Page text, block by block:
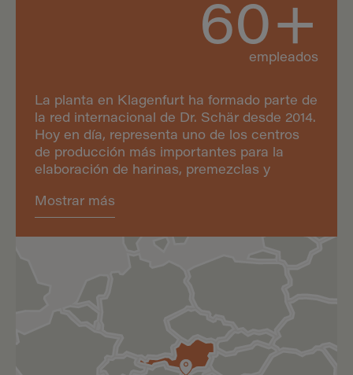
60+
empleados
La planta en Klagenfurt ha formado parte de
la red internacional de Dr. Schär desde 2014.
Hoy en día, representa uno de los centros
de producción más importantes para la
elaboración de harinas, premezclas y
contenido proteico destinadas a las plantas
harinas sin gluten y con bajo contenido
Mostrar más